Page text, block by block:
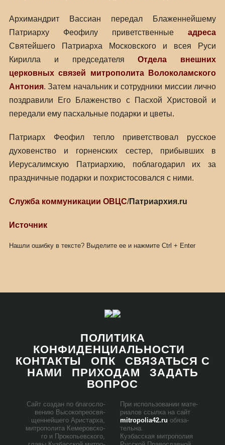
Архимандрит Вассиан передал Блаженнейшему
Патриарху Феофилу приветственныеадреса
Святейшего Патриарха Московского и всея Руси
Кирилла и председателяОтдела внешних
церковных связей
митрополита Волоколамского
Антония. Затем начальник и сотрудники миссии лично
поздравили Его Блаженство с Пасхой Христовой и
передали ему пасхальные подарки и цветы.
Патриарх Феофил тепло приветствовал русское
духовенство и горненских сестер, прибывших в
Иерусалимскую Патриархию, поблагодарил их за
праздничные подарки и похристосовался с ними.
Служба коммуникации ОВЦС/Патриархия.ru
Источник
Нашли ошибку в тексте? Выделите ее и нажмите Ctrl + Enter
ПОЛИТИКА
КОНФИДЕНЦИАЛЬНОСТИ
КОНТАКТЫ
ОПК
СВЯЗАТЬСЯ С
НАМИ
ПРИХОДАМ
ЗАДАТЬ
ВОПРОС
Сайт со­здан по бла­го­сло­
ве­нию Вы­со­ко­прео­свя­
щен­ней­ше­го Ари­стар­ха,
мит­ро­по­ли­та Ке­ме­ров­ско­
го и Про­ко­пьев­ско­го,
При ис­поль­зо­ва­нии ма­те­
ри­а­лов ссыл­ка на сайт
mitropolia42.ru обя­за­
тель­на.
Куз­бас­ская мит­ро­по­лия